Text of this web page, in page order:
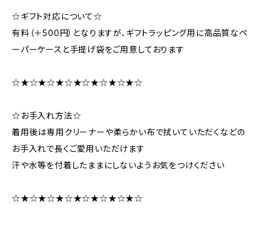
☆ギフト対応について☆
有料（＋500円）となりますが、ギフトラッピング用に高品質なペ
ーパーケースと手提げ袋をご用意しております
☆★☆★☆★☆★☆★☆★☆★☆
☆お手入れ方法☆
着用後は専用クリーナーや柔らかい布で拭いていただくなどの
お手入れで長くご愛用いただけます
汗や水等を付着したままにしないようお気をつけください
☆★☆★☆★☆★☆★☆★☆★☆